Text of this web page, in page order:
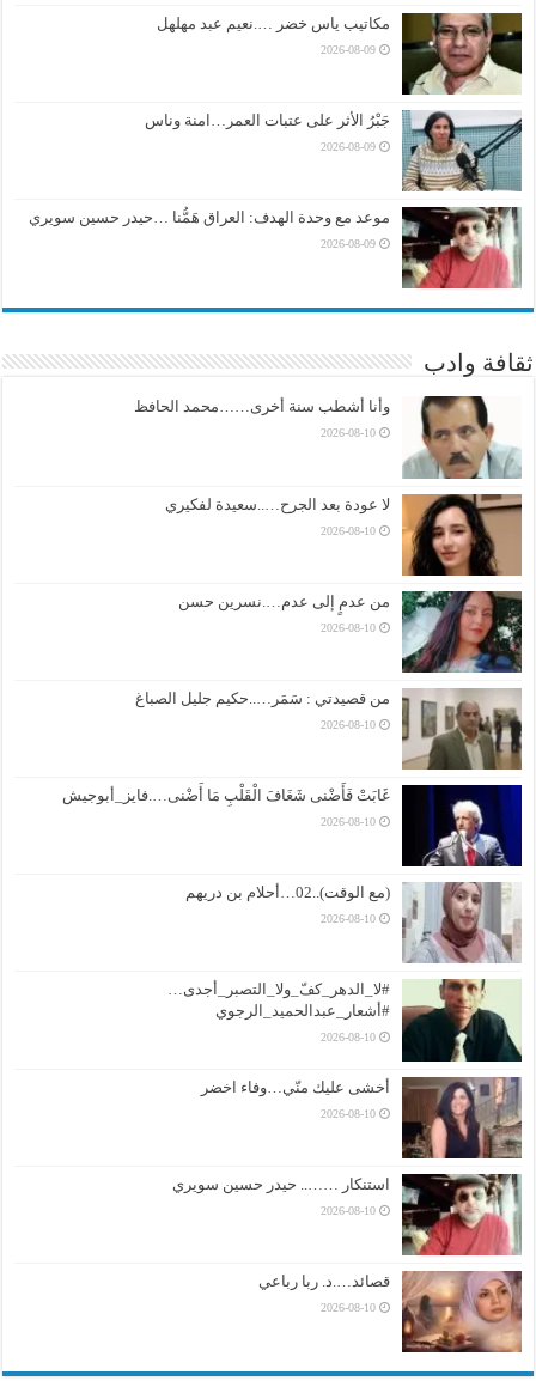
مكاتيب ياس خضر ….نعيم عبد مهلهل
2026-08-09
جَبْرُ الأثر على عتبات العمر…امنة وناس
2026-08-09
موعد مع وحدة الهدف: العراق هَمُّنا …حيدر حسين سويري
2026-08-09
ثقافة وادب
وأنا أشطب سنة أخرى……محمد الحافظ
2026-08-10
لا عودة بعد الجرح…..سعيدة لفكيري
2026-08-10
من عدمٍ إلى عدم….نسرين حسن
2026-08-10
من قصيدتي : سَمَر…..حكيم جليل الصباغ
2026-08-10
غَابَتْ فَأَضْنى شَغَافَ الْقَلْبِ مَا أَضْنى….فايز_أبوجيش
2026-08-10
(مع الوقت)..02…أحلام بن دريهم
2026-08-10
#لا_الدهر_كفّ_ولا_التصبر_أجدى…
#أشعار_عبدالحميد_الرجوي
2026-08-10
أخشى عليك منّي…وفاء اخضر
2026-08-10
استنكار …….. حيدر حسين سويري
2026-08-10
قصائد….د. ربا رباعي
2026-08-10